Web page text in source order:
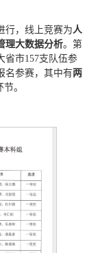
行，线上竞赛为人
理大数据分析。第
省市157支队伍参
名参赛，其中有两
。